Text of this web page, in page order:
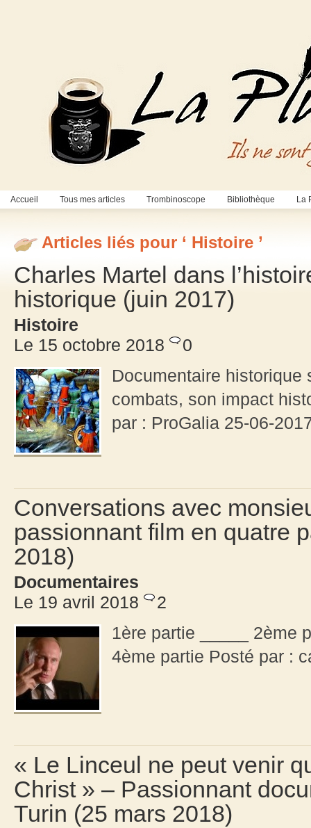
Accueil Tous mes articles Trombinoscope Bibliothèque La
Articles liés pour ‘ Histoire ’
Charles Martel dans
historique (juin 2017)
Histoire
Le 15 octobre 2018
0
Documentaire historique
combats, son impact
par : ProGalia 25-06-
Conversations avec
passionnant film en quatre
2018)
Documentaires
Le 19 avril 2018
2
1ère partie _____ 2ème
4ème partie Posté par :
« Le Linceul ne peut venir
Christ » – Passionnant
Turin (25 mars 2018)